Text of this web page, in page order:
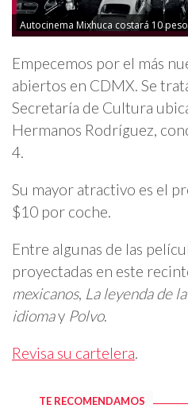
Autocinema Mixhuca costará 10
Empecemos por el más
abiertos en CDMX. Se
Secretaría de Cultura
Hermanos Rodríguez,
4.
Su mayor atractivo es el
$10 por coche.
Entre algunas de las
proyectadas en este
mexicanos, La leyenda de
idiomay Polvo.
Revisa su cartelera.
TE RECOMENDAMOS